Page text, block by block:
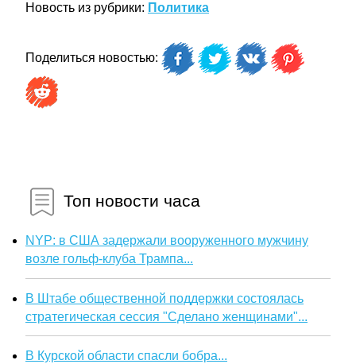
Новость из рубрики: Политика
Поделиться новостью:
Топ новости часа
NYP: в США задержали вооруженного мужчину
возле гольф-клуба Трампа...
В Штабе общественной поддержки состоялась
стратегическая сессия "Сделано женщинами"...
В Курской области спасли бобра...